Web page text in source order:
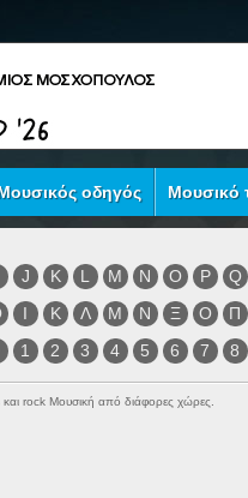
οδηγός Μουσικό
J K L M N O P
Q
Ι Κ Λ Μ Ν Ξ Ο
Π
1 2 3 4 5 6 7 8
και rock Μουσική από διάφορες χώρες.